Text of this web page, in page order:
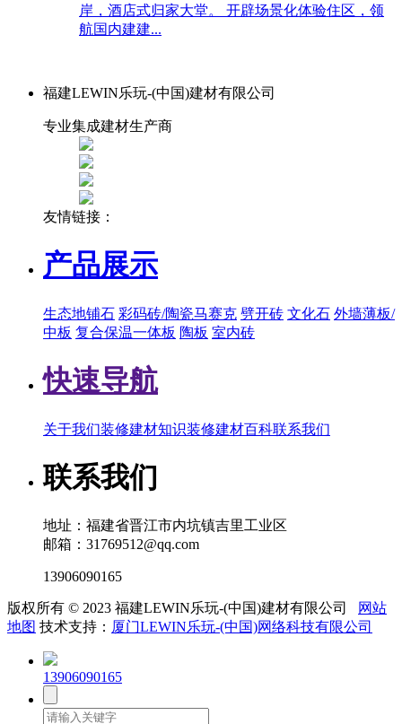
岸，酒店式归家大堂。 开辟场景化体验住区，领
航国内建建...
福建LEWIN乐玩-(中国)建材有限公司
专业集成建材生产商
友情链接：
产品展示
生态地铺石 彩码砖/陶瓷马赛克 劈开砖 文化石 外墙薄板/
中板 复合保温一体板 陶板 室内砖
快速导航
关于我们装修建材知识装修建材百科联系我们
联系我们
地址：福建省晋江市内坑镇吉里工业区
邮箱：31769512@qq.com
13906090165
版权所有 © 2023 福建LEWIN乐玩-(中国)建材有限公司
网站
地图 技术支持： 厦门LEWIN乐玩-(中国)网络科技有限公司
13906090165